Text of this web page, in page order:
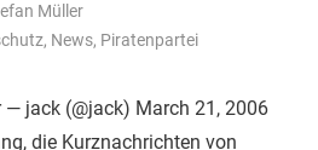
Müller
, News, Piratenpartei
jack (@jack) March 21, 2006
die Kurznachrichten von